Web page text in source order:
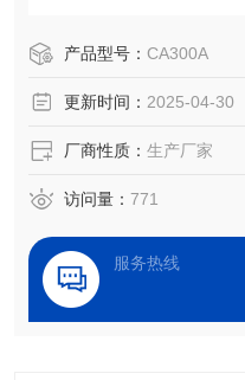
铺展等过程分析。
产品型号： CA300A
更新时间： 2025-04-30
厂商性质： 生产厂家
访问量： 771
服务热线